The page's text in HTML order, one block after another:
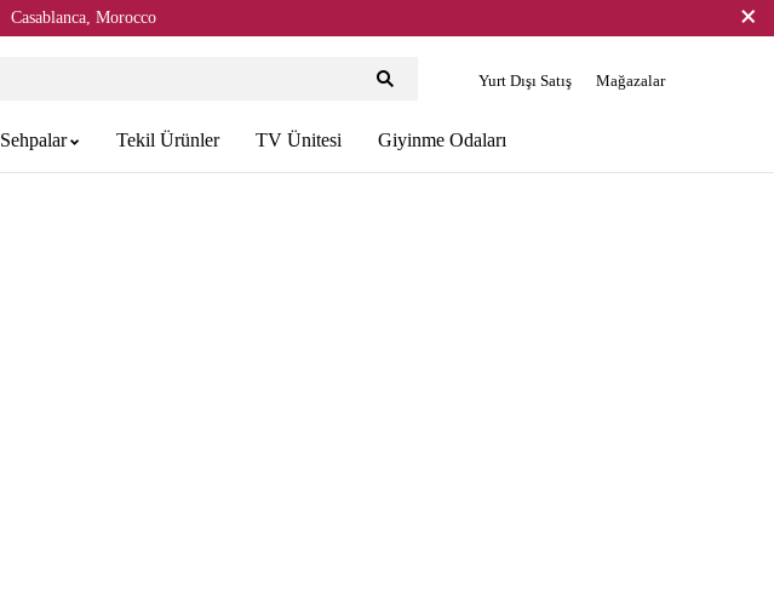
Casablanca, Morocco
Yurt Dışı Satış Mağazalar
Sehpalar Tekil Ürünler TV Ünitesi Giyinme Odaları